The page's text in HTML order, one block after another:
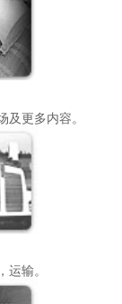
更多内容。
输。